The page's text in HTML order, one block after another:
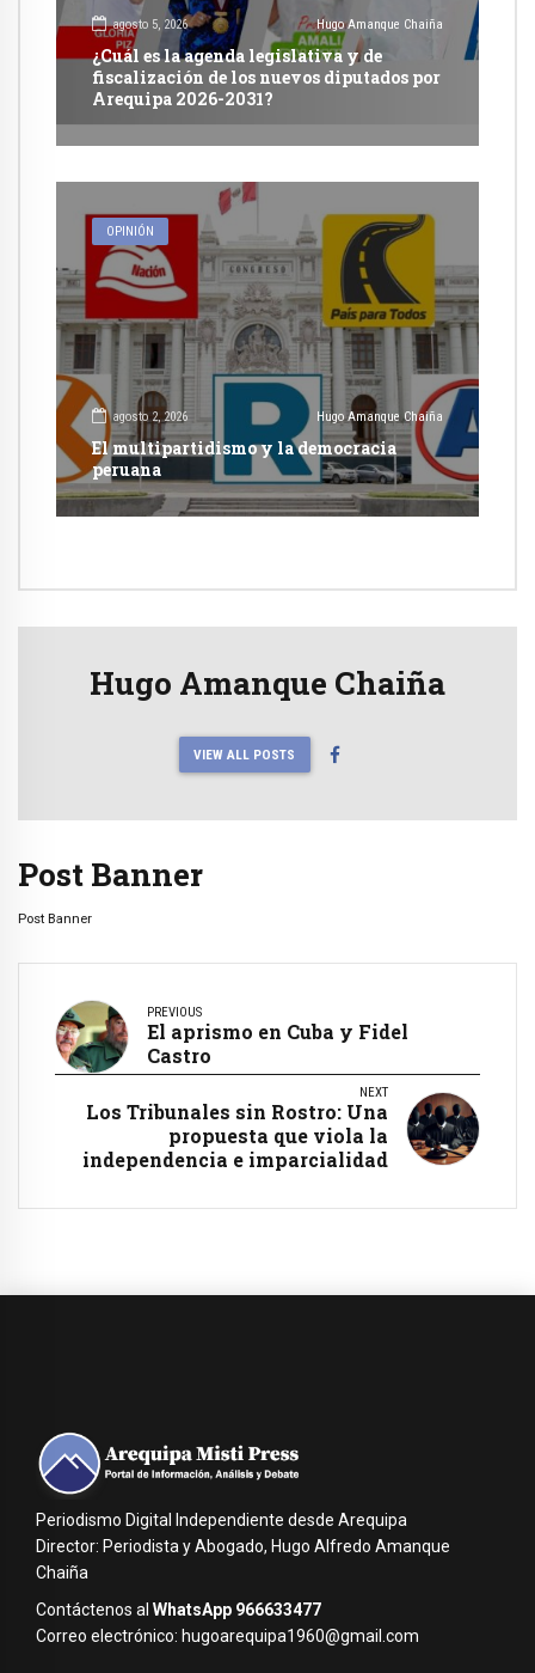
agosto 5, 2026 Hugo Amanque Chaiña
¿Cuál es la agenda legislativa y de
fiscalización de los nuevos diputados por
Arequipa 2026-2031?
OPINIÓN
agosto 2, 2026 Hugo Amanque Chaiña
El multipartidismo y la democracia
peruana
Hugo Amanque Chaiña
VIEW ALL POSTS
Post Banner
Post Banner
PREVIOUS
El aprismo en Cuba y Fidel
Castro
NEXT
Los Tribunales sin Rostro: Una
propuesta que viola la
independencia e imparcialidad
Periodismo Digital Independiente desde Arequipa
Director: Periodista y Abogado, Hugo Alfredo Amanque
Chaiña
Contáctenos al WhatsApp 966633477
Correo electrónico: hugoarequipa1960@gmail.com